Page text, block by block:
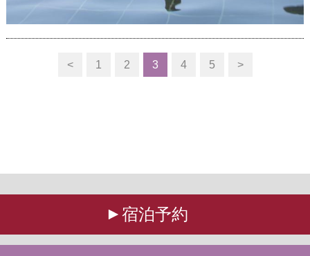
< 1 2 3 4 5 >
宿泊予約